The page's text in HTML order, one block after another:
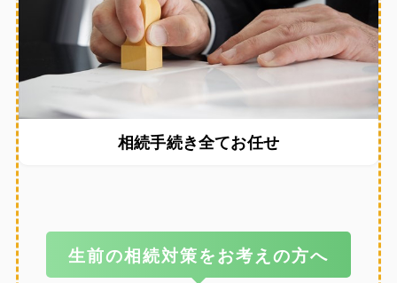
相続手続き全てお任せ
生前の相続対策をお考えの方へ